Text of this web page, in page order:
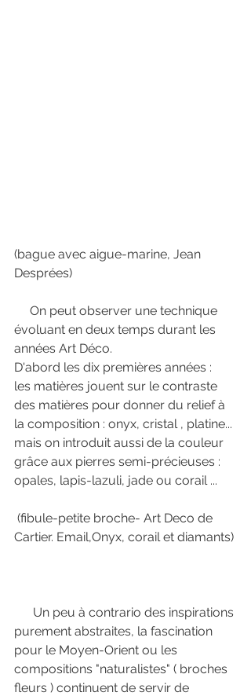
(bague avec aigue-marine, Jean
Desprées)
évoluant en deux temps durant les
années Art Déco.
D'abord les dix premières années :
les matières jouent sur le contraste
des matières pour donner du relief à
la composition : onyx, cristal , platine...
mais on introduit aussi de la couleur
grâce aux pierres semi-précieuses :
opales, lapis-lazuli, jade ou corail ...
Cartier. Email,Onyx, corail et diamants)
purement abstraites, la fascination
pour le Moyen-Orient ou les
compositions "naturalistes" ( broches
fleurs ) continuent de servir de